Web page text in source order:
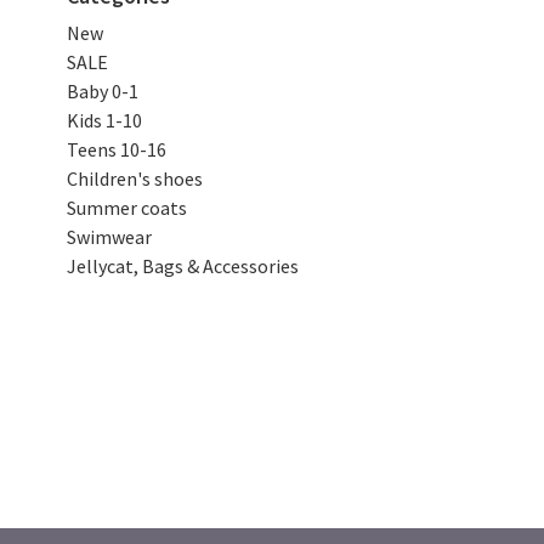
New
SALE
Baby 0-1
Kids 1-10
Teens 10-16
Children's shoes
Summer coats
Swimwear
Jellycat, Bags & Accessories